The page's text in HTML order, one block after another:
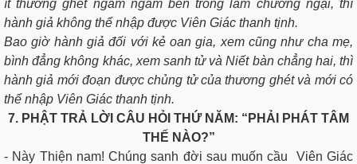
ít thương ghét ngấm ngầm bên trong làm chướng ngại, thì
hành giả không thể nhập được Viên Giác thanh tịnh.
Bao giờ hành giả đối với kẻ oan gia, xem cũng như cha mẹ,
bình đẳng không khác, xem sanh tử và Niết bàn chẳng hai, thì
hành giả mới đoạn được chủng tử của thương ghét và mới có
thể nhập Viên Giác thanh tịnh.
7. PHẬT TRẢ LỜI CÂU HỎI THỨ NĂM: “PHẢI PHÁT TÂM
THẾ NÀO?”
- Này Thiện nam! Chúng sanh đời sau muốn cầu Viên Giác